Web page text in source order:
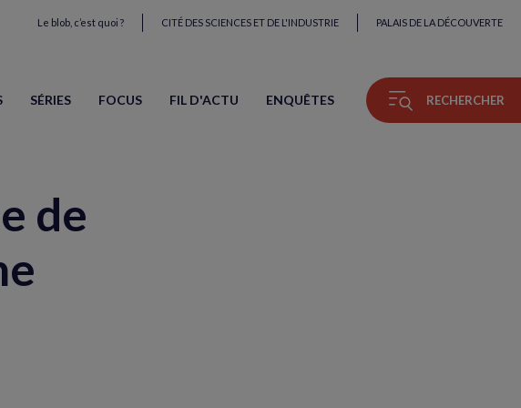
Le blob, c’est quoi ? CITÉ DES SCIENCES ET DE L'INDUSTRIE PALAIS DE LA DÉCOUVERTE
SÉRIES FOCUS FIL D'ACTU ENQUÊTES RECHERCHER
de